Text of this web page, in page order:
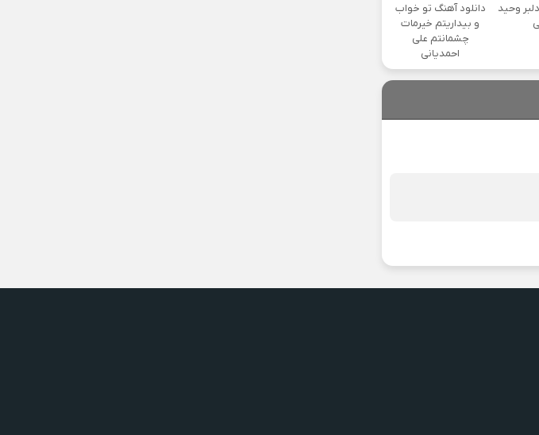
وحید
دانلود آهنگ تو خواب
و بیداریتم خیرمات
چشمانتم علی
احمدیانی